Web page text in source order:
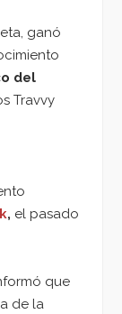
ganó
del
Travvy
, el pasado
que
de la